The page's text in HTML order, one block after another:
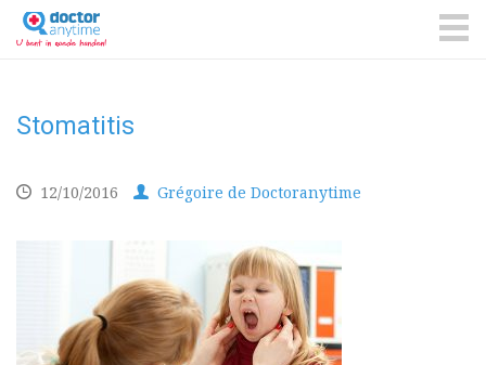
DoctorAnyTime
You
are
Stomatitis
12/10/2016 Grégoire de Doctoranytime